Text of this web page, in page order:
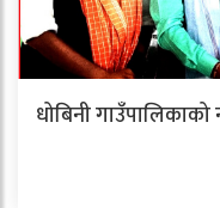
धोबिनी गाउँपालिकाको